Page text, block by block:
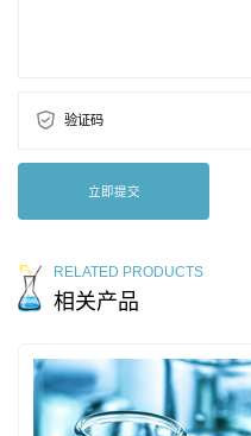
验证码
立即提交
RELATED PRODUCTS
相关产品